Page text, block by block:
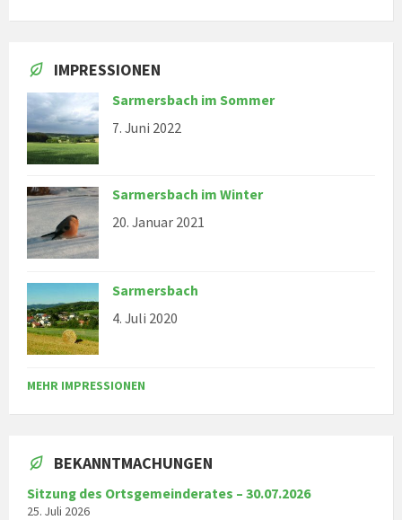
IMPRESSIONEN
Sarmersbach im Sommer
7. Juni 2022
Sarmersbach im Winter
20. Januar 2021
Sarmersbach
4. Juli 2020
MEHR IMPRESSIONEN
BEKANNTMACHUNGEN
Sitzung des Ortsgemeinderates – 30.07.2026
25. Juli 2026